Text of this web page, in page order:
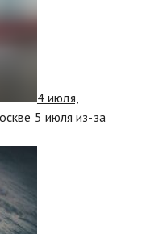
4 июля,
5 июля из-за